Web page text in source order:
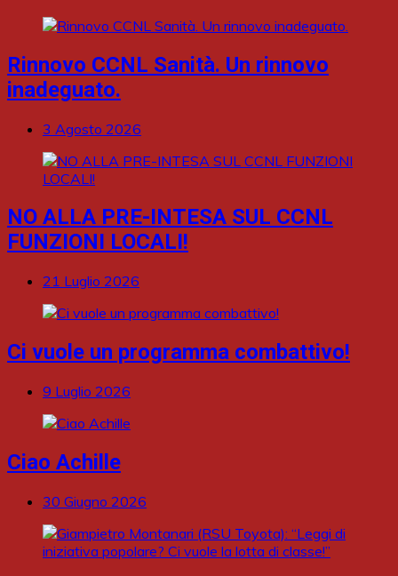
Rinnovo CCNL Sanità. Un rinnovo
inadeguato.
3 Agosto 2026
NO ALLA PRE-INTESA SUL CCNL
FUNZIONI LOCALI!
21 Luglio 2026
Ci vuole un programma combattivo!
9 Luglio 2026
Ciao Achille
30 Giugno 2026